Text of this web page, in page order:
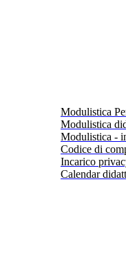
Modulistica
Modulistica
Modulistica -
Codice di
Incarico
Calendar